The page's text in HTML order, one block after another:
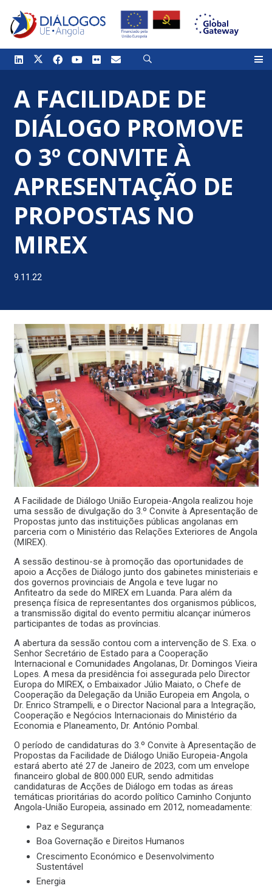
A FACILIDADE DE
DIÁLOGO PROMOVE
O 3º CONVITE À
APRESENTAÇÃO DE
PROPOSTAS NO
MIREX
9.11.22
A Facilidade de Diálogo União Europeia-Angola realizou hoje
uma sessão de divulgação do 3.º Convite à Apresentação de
Propostas junto das instituições públicas angolanas em
parceria com o Ministério das Relações Exteriores de Angola
(MIREX).
A sessão destinou-se à promoção das oportunidades de
apoio a Acções de Diálogo junto dos gabinetes ministeriais e
dos governos provinciais de Angola e teve lugar no
Anfiteatro da sede do MIREX em Luanda. Para além da
presença física de representantes dos organismos públicos,
a transmissão digital do evento permitiu alcançar inúmeros
participantes de todas as províncias.
A abertura da sessão contou com a intervenção de S. Exa. o
Senhor Secretário de Estado para a Cooperação
Internacional e Comunidades Angolanas, Dr. Domingos Vieira
Lopes. A mesa da presidência foi assegurada pelo Director
Europa do MIREX, o Embaixador Júlio Maiato, o Chefe de
Cooperação da Delegação da União Europeia em Angola, o
Dr. Enrico Strampelli, e o Director Nacional para a Integração,
Cooperação e Negócios Internacionais do Ministério da
Economia e Planeamento, Dr. António Pombal.
O período de candidaturas do 3.º Convite à Apresentação de
Propostas da Facilidade de Diálogo União Europeia-Angola
estará aberto até 27 de Janeiro de 2023, com um envelope
financeiro global de 800.000 EUR, sendo admitidas
candidaturas de Acções de Diálogo em todas as áreas
temáticas prioritárias do acordo político Caminho Conjunto
Angola-União Europeia, assinado em 2012, nomeadamente:
Paz e Segurança
Boa Governação e Direitos Humanos
Crescimento Económico e Desenvolvimento
Sustentável
Energia